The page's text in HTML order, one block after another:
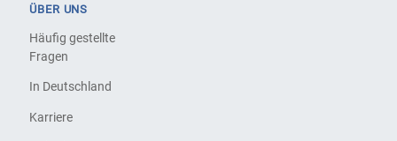
ÜBER UNS
Häufig gestellte
Fragen
In Deutschland
Karriere